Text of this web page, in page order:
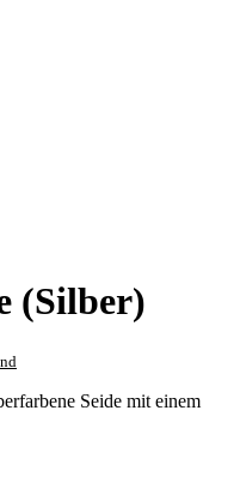
(Silber)
Seide mit einem